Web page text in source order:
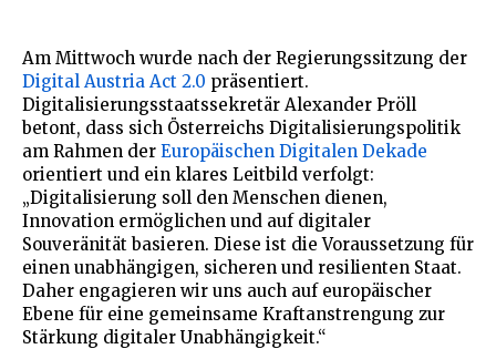
Am Mittwoch wurde nach der Regierungssitzung der
Digital Austria Act 2.0 präsentiert.
Digitalisierungsstaatssekretär Alexander Pröll
betont, dass sich Österreichs Digitalisierungspolitik
am Rahmen der Europäischen Digitalen Dekade
orientiert und ein klares Leitbild verfolgt:
„Digitalisierung soll den Menschen dienen,
Innovation ermöglichen und auf digitaler
Souveränität basieren. Diese ist die Voraussetzung für
einen unabhängigen, sicheren und resilienten Staat.
Daher engagieren wir uns auch auf europäischer
Ebene für eine gemeinsame Kraftanstrengung zur
Stärkung digitaler Unabhängigkeit.“